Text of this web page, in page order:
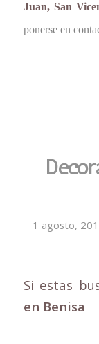
Juan, San
ponerse en
1 agosto,
Si estas
en Benisa